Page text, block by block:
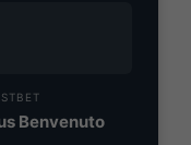
Benvenuto